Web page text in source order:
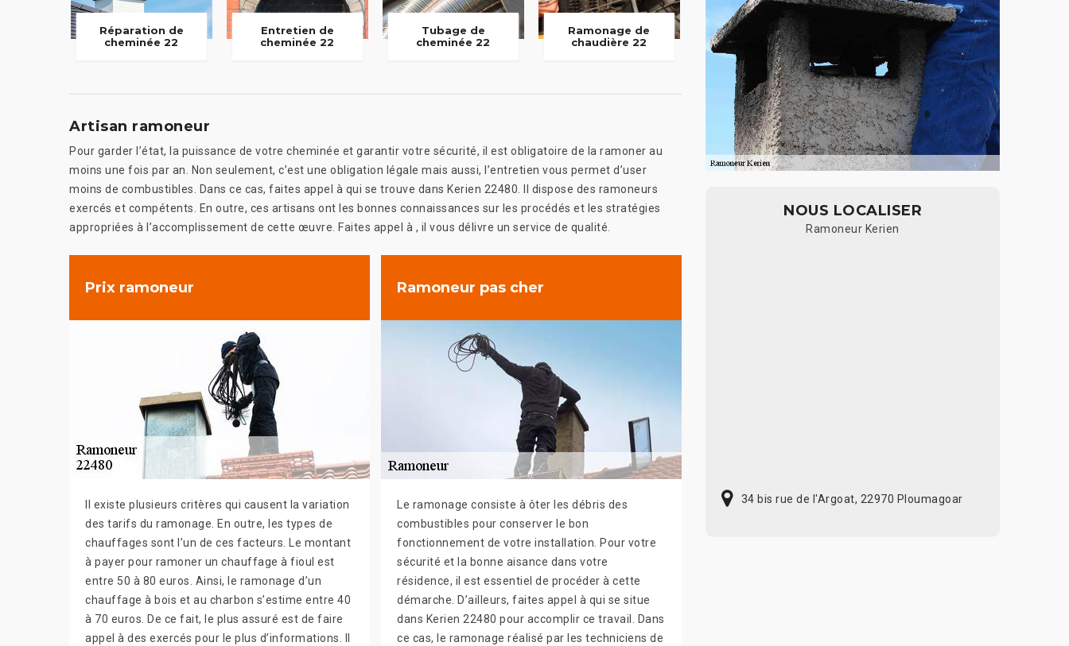
Réparation de
cheminée 22
Entretien de
cheminée 22
Tubage de
cheminée 22
Ramonage de
chaudière 22
Artisan ramoneur
Pour garder l’état, la puissance de votre cheminée et garantir votre sécurité, il est obligatoire de la ramoner au
moins une fois par an. Non seulement, c’est une obligation légale mais aussi, l’entretien vous permet d’user
moins de combustibles. Dans ce cas, faites appel à qui se trouve dans Kerien 22480. Il dispose des ramoneurs
exercés et compétents. En outre, ces artisans ont les bonnes connaissances sur les procédés et les stratégies
appropriées à l’accomplissement de cette œuvre. Faites appel à , il vous délivre un service de qualité.
Prix ramoneur
Il existe plusieurs critères qui causent la variation
des tarifs du ramonage. En outre, les types de
chauffages sont l’un de ces facteurs. Le montant
à payer pour ramoner un chauffage à fioul est
entre 50 à 80 euros. Ainsi, le ramonage d’un
chauffage à bois et au charbon s’estime entre 40
à 70 euros. De ce fait, le plus assuré est de faire
appel à des exercés pour le plus d’informations. Il
Ramoneur pas cher
Le ramonage consiste à ôter les débris des
combustibles pour conserver le bon
fonctionnement de votre installation. Pour votre
sécurité et la bonne aisance dans votre
résidence, il est essentiel de procéder à cette
démarche. D’ailleurs, faites appel à qui se situe
dans Kerien 22480 pour accomplir ce travail. Dans
ce cas, le ramonage réalisé par les techniciens de
NOUS LOCALISER
Ramoneur Kerien
34 bis rue de l'Argoat, 22970 Ploumagoar